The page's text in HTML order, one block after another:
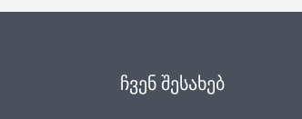
ᲩᲕᲔᲜ ᲨᲔᲡᲐᲮᲔᲑ